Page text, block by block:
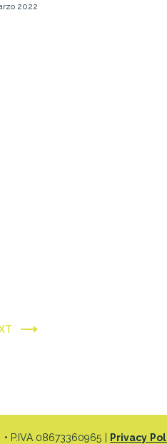
2022
P.IVA 08673360965 | Privacy